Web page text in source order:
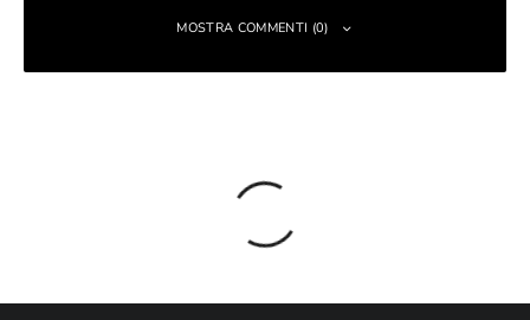
MOSTRA COMMENTI (0)
Il tuo indirizzo email non sarà pubblicato.